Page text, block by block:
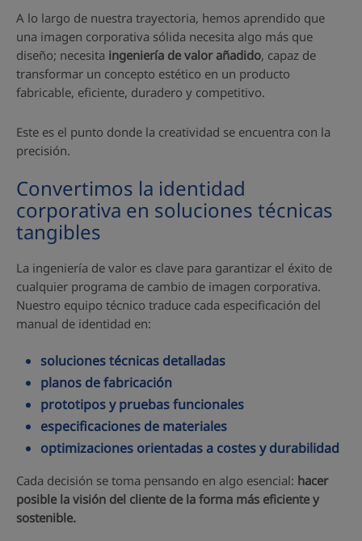
A lo largo de nuestra trayectoria, hemos aprendido que
una imagen corporativa sólida necesita algo más que
diseño; necesita ingeniería de valor añadido, capaz de
transformar un concepto estético en un producto
fabricable, eficiente, duradero y competitivo.
Este es el punto donde la creatividad se encuentra con la
precisión.
Convertimos la identidad
corporativa en soluciones técnicas
tangibles
La ingeniería de valor es clave para garantizar el éxito de
cualquier programa de cambio de imagen corporativa.
Nuestro equipo técnico traduce cada especificación del
manual de identidad en:
soluciones técnicas detalladas
planos de fabricación
prototipos y pruebas funcionales
especificaciones de materiales
optimizaciones orientadas a costes y durabilidad
Cada decisión se toma pensando en algo esencial: hacer
posible la visión del cliente de la forma más eficiente y
sostenible.